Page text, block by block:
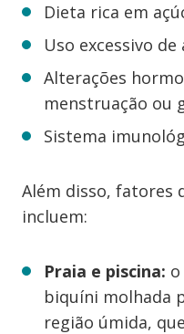
Dieta rica em
Uso excessivo
Alterações
menstruação ou
Sistema
Além disso, fatores
incluem:
Praia e piscina:
biquíni molhada
região úmida,